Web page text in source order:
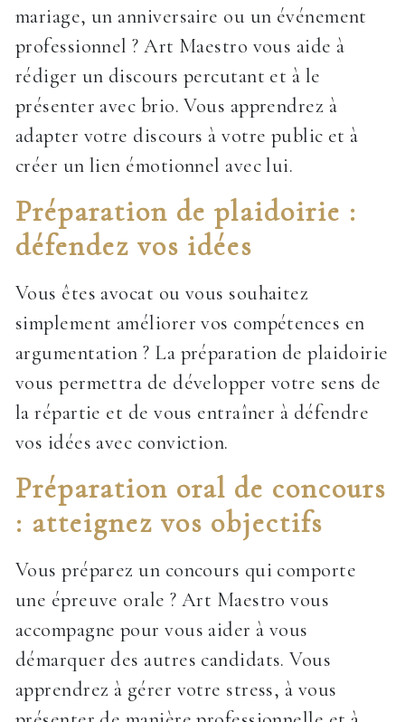
mariage, un anniversaire ou un événement
professionnel ? Art Maestro vous aide à
rédiger un discours percutant et à le
présenter avec brio. Vous apprendrez à
adapter votre discours à votre public et à
créer un lien émotionnel avec lui.
Préparation de plaidoirie :
défendez vos idées
Vous êtes avocat ou vous souhaitez
simplement améliorer vos compétences en
argumentation ? La préparation de plaidoirie
vous permettra de développer votre sens de
la répartie et de vous entraîner à défendre
vos idées avec conviction.
Préparation oral de concours
: atteignez vos objectifs
Vous préparez un concours qui comporte
une épreuve orale ? Art Maestro vous
accompagne pour vous aider à vous
démarquer des autres candidats. Vous
apprendrez à gérer votre stress, à vous